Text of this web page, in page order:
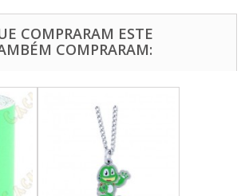
COMPRARAM ESTE
COMPRARAM: